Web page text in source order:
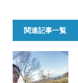
関連記事一覧